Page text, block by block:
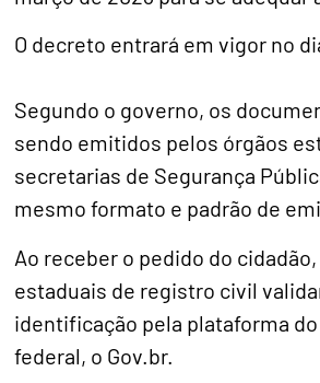
O decreto entrará em vigor no
Segundo o governo, os
sendo emitidos pelos órgãos
secretarias de Segurança
mesmo formato e padrão de
Ao receber o pedido do
estaduais de registro civil
identificação pela plataforma
federal, o Gov.br.